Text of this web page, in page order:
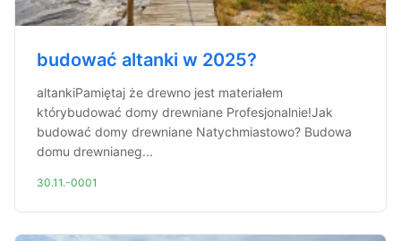
budować altanki w 2025?
altankiPamiętaj że drewno jest materiałem
którybudować domy drewniane Profesjonalnie!Jak
budować domy drewniane Natychmiastowo? Budowa
domu drewnianeg...
30.11.-0001